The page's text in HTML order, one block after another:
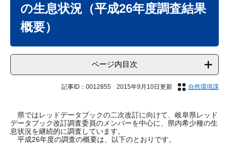
の生息状況（平成26年度調査結果
概要）
ページ内目次
記事ID：0012855 2015年9月10日更新 自然環境課
県ではレッドデータブックの二次改訂に向けて、岐阜県レッド
データブック改訂調査委員のメンバーを中心に、県内希少種の生
息状況を継続的に調査しています。
平成26年度の調査の概要は、以下のとおりです。